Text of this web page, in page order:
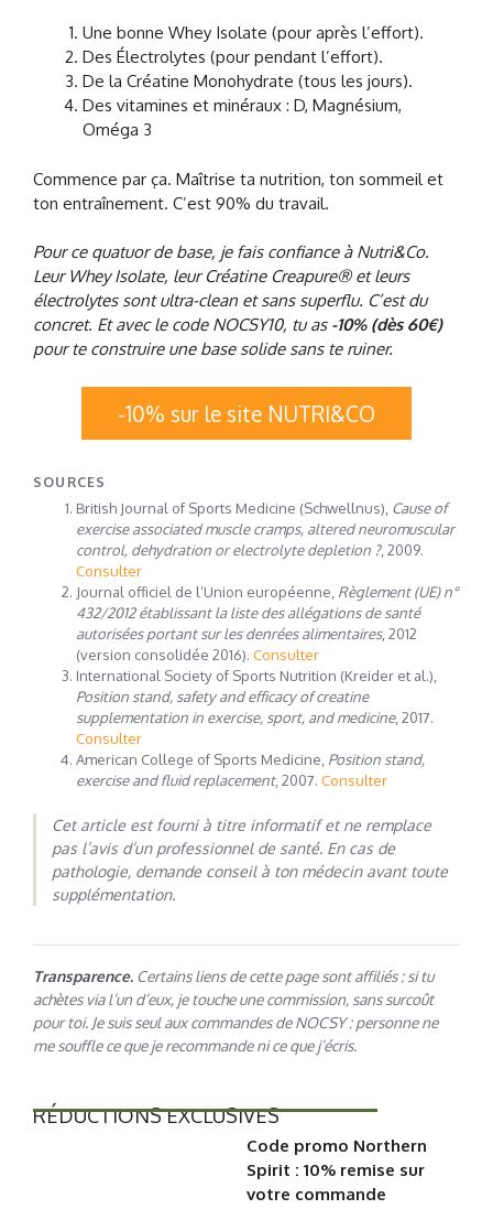
Une bonne Whey Isolate (pour après l’effort).
Des Électrolytes (pour pendant l’effort).
De la Créatine Monohydrate (tous les jours).
Des vitamines et minéraux : D, Magnésium,
Oméga 3
Commence par ça. Maîtrise ta nutrition, ton sommeil et
ton entraînement. C’est 90% du travail.
Pour ce quatuor de base, je fais confiance à Nutri&Co.
Leur Whey Isolate, leur Créatine Creapure® et leurs
électrolytes sont ultra-clean et sans superflu. C’est du
concret. Et avec le code NOCSY10, tu as -10% (dès 60€)
pour te construire une base solide sans te ruiner.
-10% sur le site NUTRI&CO
SOURCES
British Journal of Sports Medicine (Schwellnus), Cause of
exercise associated muscle cramps, altered neuromuscular
control, dehydration or electrolyte depletion ?, 2009.
Consulter
Journal officiel de l’Union européenne, Règlement (UE) n°
432/2012 établissant la liste des allégations de santé
autorisées portant sur les denrées alimentaires, 2012
(version consolidée 2016).Consulter
International Society of Sports Nutrition (Kreider et al.),
Position stand, safety and efficacy of creatine
supplementation in exercise, sport, and medicine, 2017.
Consulter
American College of Sports Medicine, Position stand,
exercise and fluid replacement, 2007.Consulter
Cet article est fourni à titre informatif et ne remplace
pas l’avis d’un professionnel de santé. En cas de
pathologie, demande conseil à ton médecin avant toute
supplémentation.
Transparence. Certains liens de cette page sont affiliés : si tu
achètes via l’un d’eux, je touche une commission, sans surcoût
pour toi. Je suis seul aux commandes de NOCSY : personne ne
me souffle ce que je recommande ni ce que j’écris.
RÉDUCTIONS EXCLUSIVES
Code promo Northern
Spirit : 10% remise sur
votre commande